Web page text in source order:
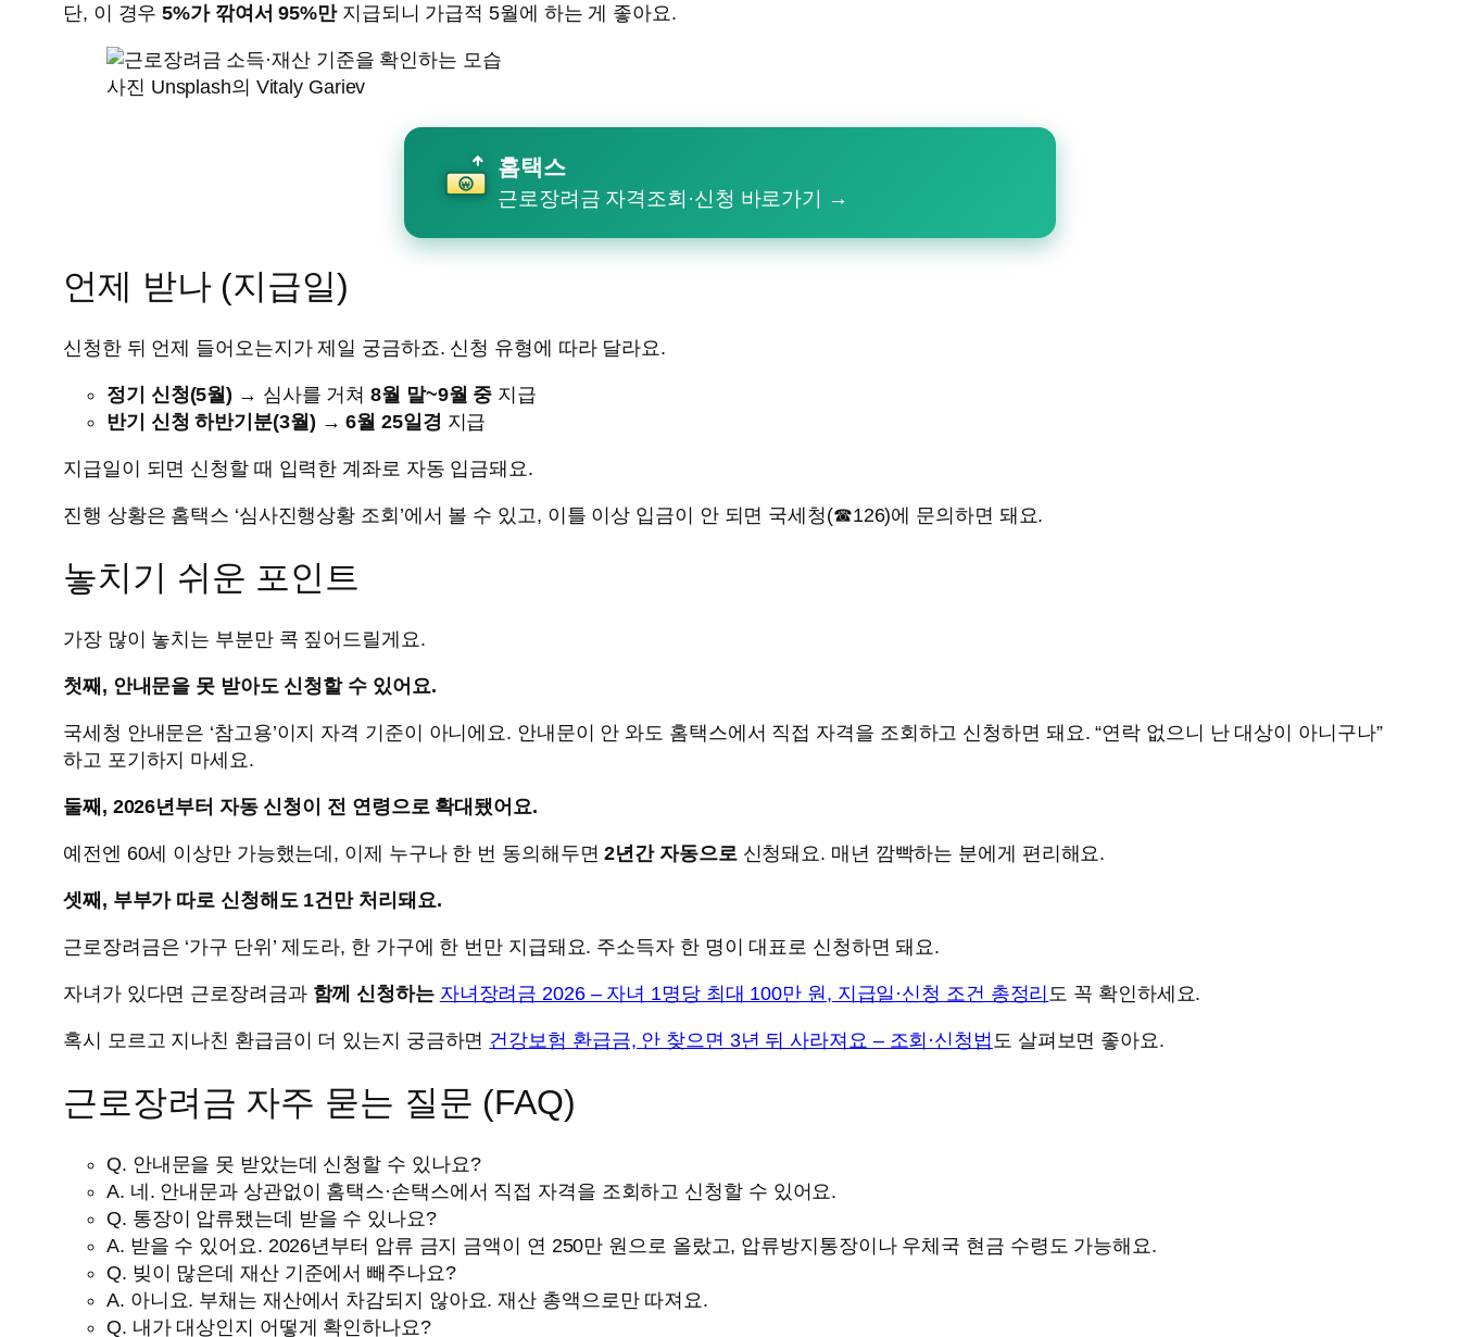
단, 이 경우5%가 깎여서 95%만지급되니 가급적 5월에 하는 게 좋아요.
사진 Unsplash의 Vitaly Gariev
₩
홈택스
근로장려금 자격조회·신청 바로가기 →
언제 받나 (지급일)
신청한 뒤 언제 들어오는지가 제일 궁금하죠. 신청 유형에 따라 달라요.
정기 신청(5월) → 심사를 거쳐8월 말~9월 중 지급
반기 신청 하반기분(3월) →6월 25일경 지급
지급일이 되면 신청할 때 입력한 계좌로 자동 입금돼요.
진행 상황은 홈택스 ‘심사진행상황 조회’에서 볼 수 있고, 이틀 이상 입금이 안 되면 국세청(☎126)에 문의하면 돼요.
놓치기 쉬운 포인트
가장 많이 놓치는 부분만 콕 짚어드릴게요.
첫째, 안내문을 못 받아도 신청할 수 있어요.
국세청 안내문은 ‘참고용’이지 자격 기준이 아니에요. 안내문이 안 와도 홈택스에서 직접 자격을 조회하고 신청하면 돼요. “연락 없으니 난 대상이 아니구나”
하고 포기하지 마세요.
둘째, 2026년부터 자동 신청이 전 연령으로 확대됐어요.
예전엔 60세 이상만 가능했는데, 이제 누구나 한 번 동의해두면2년간 자동으로신청돼요. 매년 깜빡하는 분에게 편리해요.
셋째, 부부가 따로 신청해도 1건만 처리돼요.
근로장려금은 ‘가구 단위’ 제도라, 한 가구에 한 번만 지급돼요. 주소득자 한 명이 대표로 신청하면 돼요.
자녀가 있다면 근로장려금과 함께 신청하는 자녀장려금 2026 – 자녀 1명당 최대 100만 원, 지급일·신청 조건 총정리 도 꼭 확인하세요.
혹시 모르고 지나친 환급금이 더 있는지 궁금하면 건강보험 환급금, 안 찾으면 3년 뒤 사라져요 – 조회·신청법 도 살펴보면 좋아요.
근로장려금 자주 묻는 질문 (FAQ)
Q. 안내문을 못 받았는데 신청할 수 있나요?
A. 네. 안내문과 상관없이 홈택스·손택스에서 직접 자격을 조회하고 신청할 수 있어요.
Q. 통장이 압류됐는데 받을 수 있나요?
A. 받을 수 있어요. 2026년부터 압류 금지 금액이 연 250만 원으로 올랐고, 압류방지통장이나 우체국 현금 수령도 가능해요.
Q. 빚이 많은데 재산 기준에서 빼주나요?
A. 아니요. 부채는 재산에서 차감되지 않아요. 재산 총액으로만 따져요.
Q. 내가 대상인지 어떻게 확인하나요?